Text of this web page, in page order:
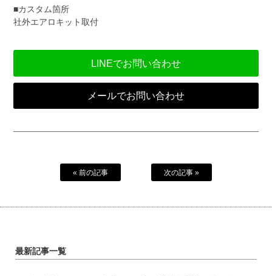
■カスタム箇所
社外エアロキット取付
LINEでお問い合わせ
メールでお問い合わせ
« 前の記事 次の記事 »
最新記事一覧